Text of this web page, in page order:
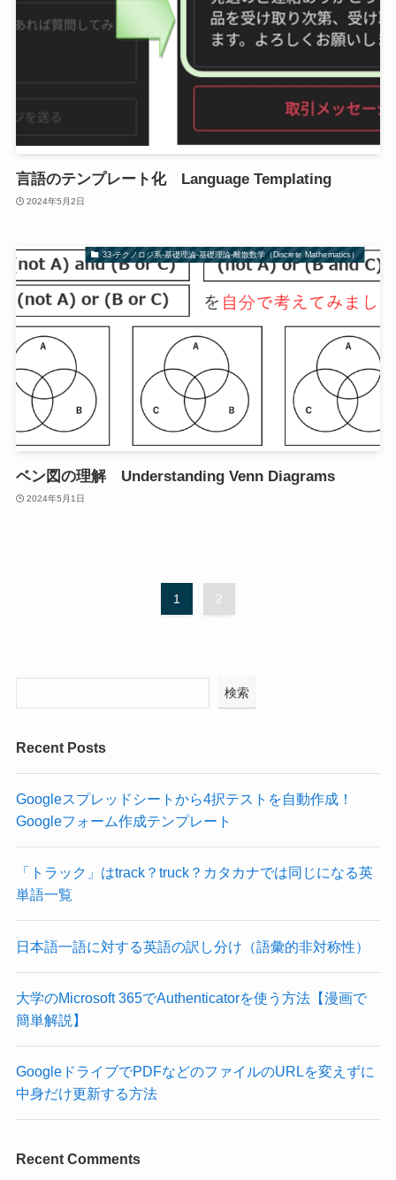
言語のテンプレート化 Language Templating
2024年5月2日
33-テクノロジ系-基礎理論-基礎理論-離散数学（Discrete Mathematics）
ベン図の理解 Understanding Venn Diagrams
2024年5月1日
1 2
検索
Recent Posts
Googleスプレッドシートから4択テストを自動作成！
Googleフォーム作成テンプレート
「トラック」はtrack？truck？カタカナでは同じになる英
単語一覧
日本語一語に対する英語の訳し分け（語彙的非対称性）
大学のMicrosoft 365でAuthenticatorを使う方法【漫画で
簡単解説】
GoogleドライブでPDFなどのファイルのURLを変えずに
中身だけ更新する方法
Recent Comments